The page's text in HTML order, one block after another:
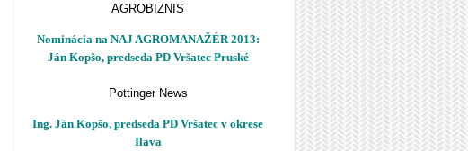
AGROBIZNIS
Nominácia na NAJ AGROMANAŽÉR 2013:
Ján Kopšo, predseda PD Vršatec Pruské
Pottinger News
Ing. Ján Kopšo, predseda PD Vršatec v okrese
Ilava